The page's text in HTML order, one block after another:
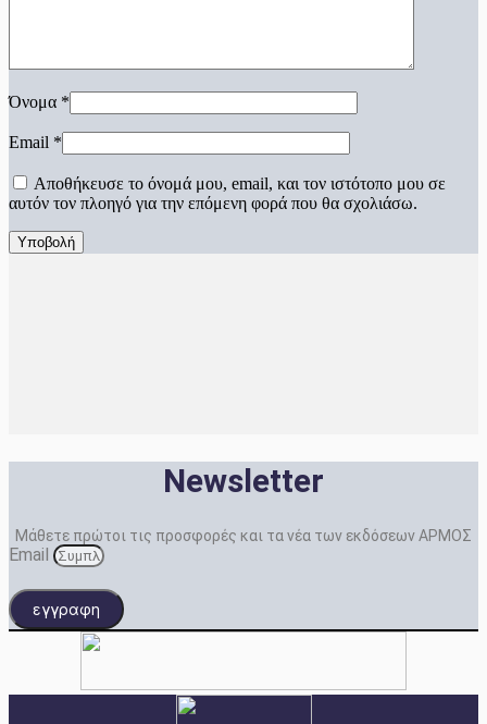
Όνομα *
Email *
Αποθήκευσε το όνομά μου, email, και τον ιστότοπο μου σε
αυτόν τον πλοηγό για την επόμενη φορά που θα σχολιάσω.
Newsletter
Μάθετε πρώτοι τις προσφορές και τα νέα των εκδόσεων ΑΡΜΟΣ
Email
εγγραφη